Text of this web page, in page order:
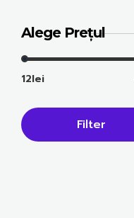
Alege Prețul
12lei
Filter